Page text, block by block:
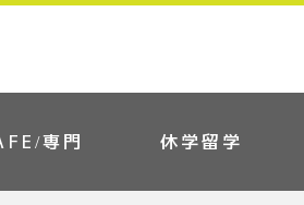
専門 休学留学